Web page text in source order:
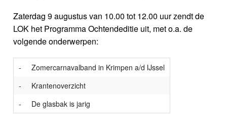
Zaterdag 9 augustus van 10.00 tot 12.00 uur zendt de
LOK het Programma Ochtendeditie uit, met o.a. de
volgende onderwerpen:
-
Zomercarnavalband in Krimpen a/d IJssel
-
Krantenoverzicht
-
De glasbak is jarig